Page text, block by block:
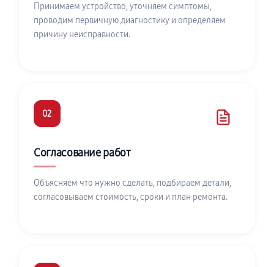
Принимаем устройство, уточняем симптомы,
проводим первичную диагностику и определяем
причину неисправности.
02
Согласование работ
Объясняем что нужно сделать, подбираем детали,
согласовываем стоимость, сроки и план ремонта.